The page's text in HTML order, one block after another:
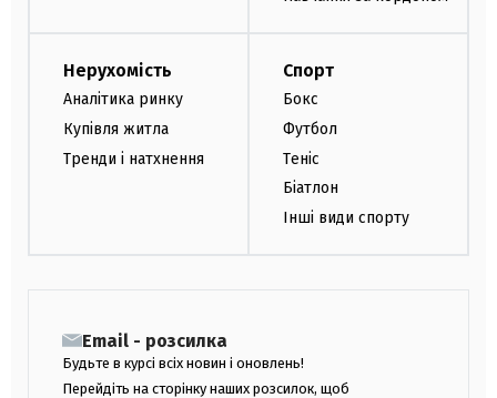
Нерухомість
Аналітика ринку
Купівля житла
Тренди і натхнення
Спорт
Бокс
Футбол
Теніс
Біатлон
Інші види спорту
Email - розсилка
Будьте в курсі всіх новин і оновлень!
Перейдіть на сторінку наших розсилок, щоб